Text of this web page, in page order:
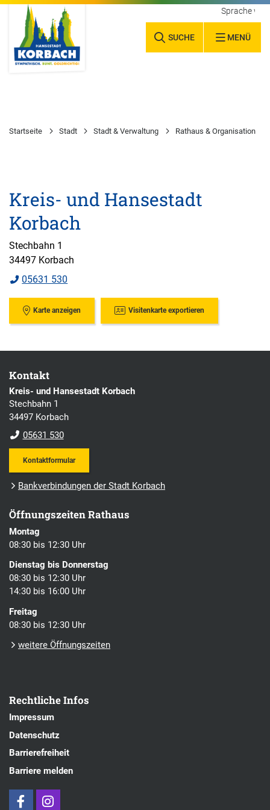
SUCHE MENÜ
Sprache
Startseite Stadt Stadt & Verwaltung Rathaus & Organisation
Kreis- und Hansestadt
Korbach
Stechbahn 1
34497 Korbach
05631 530
Karte anzeigen Visitenkarte exportieren
Kontakt
Kreis- und Hansestadt Korbach
Stechbahn 1
34497 Korbach
05631 530
Kontaktformular
Bankverbindungen der Stadt Korbach
Öffnungszeiten Rathaus
Montag
08:30 bis 12:30 Uhr
Dienstag bis Donnerstag
08:30 bis 12:30 Uhr
14:30 bis 16:00 Uhr
Freitag
08:30 bis 12:30 Uhr
weitere Öffnungszeiten
Rechtliche Infos
Impressum
Datenschutz
Barrierefreiheit
Barriere melden